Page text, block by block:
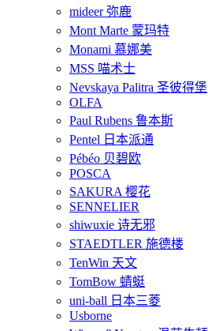
mideer 弥鹿
Mont Marte 蒙玛特
Monami 慕娜美
MSS 喵术士
Nevskaya Palitra 圣彼得堡
OLFA
Paul Rubens 鲁本斯
Pentel 日本派通
Pébéo 贝碧欧
POSCA
SAKURA 樱花
SENNELIER
shiwuxie 诗无邪
STAEDTLER 施德楼
TenWin 天文
TomBow 蜻蜓
uni-ball 日本三菱
Usborne